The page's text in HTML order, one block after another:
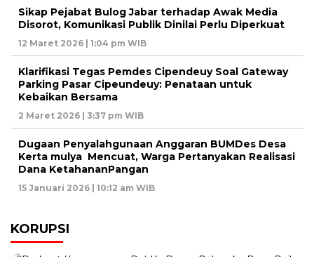
Sikap Pejabat Bulog Jabar terhadap Awak Media
Disorot, Komunikasi Publik Dinilai Perlu Diperkuat
12 Maret 2026 | 1:04 pm WIB
Klarifikasi Tegas Pemdes Cipendeuy Soal Gateway
Parking Pasar Cipeundeuy: Penataan untuk
Kebaikan Bersama
2 Maret 2026 | 3:37 pm WIB
Dugaan Penyalahgunaan Anggaran BUMDes Desa
Kerta mulya Mencuat, Warga Pertanyakan Realisasi
Dana KetahananPangan
15 Januari 2026 | 10:12 am WIB
KORUPSI